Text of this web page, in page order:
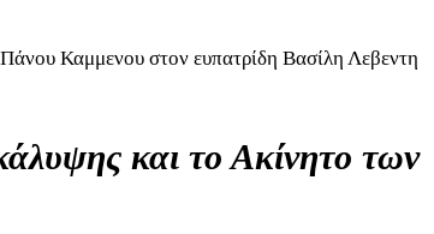
Καμμενου στον ευπατρίδη Βασίλη Λεβεντη
και το Ακίνητο των